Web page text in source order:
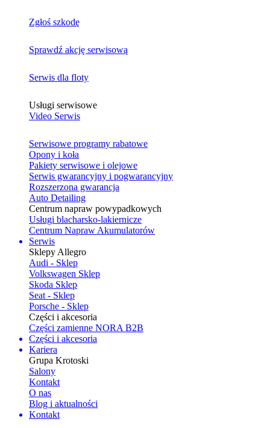
Zgłoś szkodę
Sprawdź akcję serwisową
Serwis dla floty
Usługi serwisowe
Video Serwis
Serwisowe programy rabatowe
Opony i koła
Pakiety serwisowe i olejowe
Serwis gwarancyjny i pogwarancyjny
Rozszerzona gwarancja
Auto Detailing
Centrum napraw powypadkowych
Usługi blacharsko-lakiernicze
Centrum Napraw Akumulatorów
Serwis
Sklepy Allegro
Audi - Sklep
Volkswagen Sklep
Skoda Sklep
Seat - Sklep
Porsche - Sklep
Części i akcesoria
Części zamienne NORA B2B
Części i akcesoria
Kariera
Grupa Krotoski
Salony
Kontakt
O nas
Blog i aktualności
Kontakt